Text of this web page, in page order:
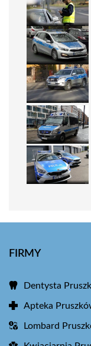
FIRMY
Dentysta
Apteka
Lombard